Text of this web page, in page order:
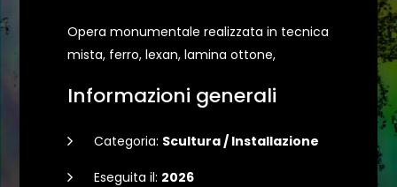
Opera monumentale realizzata in tecnica
mista, ferro, lexan, lamina ottone,
Informazioni generali
Categoria: Scultura / Installazione
Eseguita il: 2026